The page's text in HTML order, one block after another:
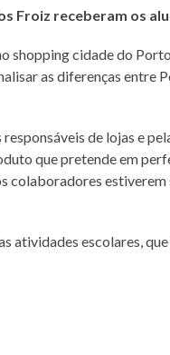
Froiz receberam os
shopping cidade do
as diferenças entre
de lojas e
que pretende em
colaboradores
atividades escolares,